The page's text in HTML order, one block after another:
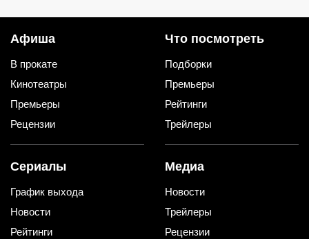
Афиша
В прокате
Кинотеатры
Премьеры
Рецензии
Что посмотреть
Подборки
Премьеры
Рейтинги
Трейлеры
Сериалы
График выхода
Новости
Рейтинги
Медиа
Новости
Трейлеры
Рецензии